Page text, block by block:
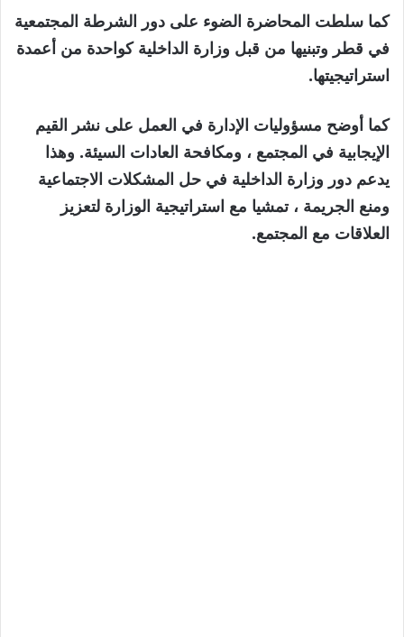
كما سلطت المحاضرة الضوء على دور الشرطة المجتمعية
في قطر وتبنيها من قبل وزارة الداخلية كواحدة من أعمدة
استراتيجيتها.
كما أوضح مسؤوليات الإدارة في العمل على نشر القيم
الإيجابية في المجتمع ، ومكافحة العادات السيئة. وهذا
يدعم دور وزارة الداخلية في حل المشكلات الاجتماعية
ومنع الجريمة ، تمشيا مع استراتيجية الوزارة لتعزيز
العلاقات مع المجتمع.